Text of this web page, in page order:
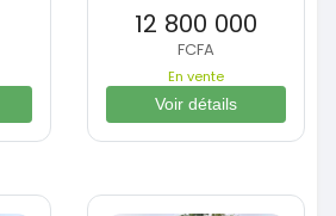
12 800 000
FCFA
En vente
Voir détails